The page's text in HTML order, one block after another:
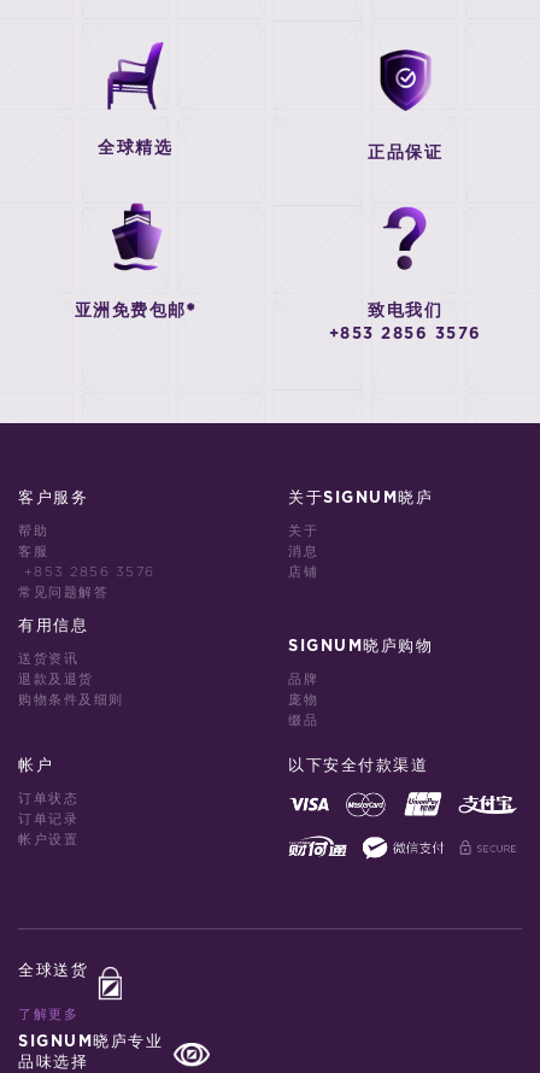
全球精选 正品保证
亚洲免费包邮* 致电我们
+853 2856 3576
客户服务
帮助
客服
+853 2856 3576
常见问题解答
有用信息
送货资讯
退款及退货
购物条件及细则
关于SIGNUM晓庐
关于
消息
店铺
SIGNUM晓庐购物
品牌
庞物
缀品
帐户
订单状态
订单记录
帐户设置
以下安全付款渠道
全球送货
了解更多
SIGNUM晓庐专业
品味选择